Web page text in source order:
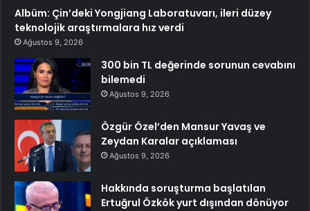
Albüm: Çin’deki Yongjiang Laboratuvarı, ileri düzey
teknolojik araştırmalara hız verdi
Ağustos 9, 2026
300 bin TL değerinde sorunun cevabını
bilemedi
Ağustos 9, 2026
Özgür Özel’den Mansur Yavaş ve
Zeydan Karalar açıklaması
Ağustos 9, 2026
Hakkında soruşturma başlatılan
Ertuğrul Özkök yurt dışından dönüyor